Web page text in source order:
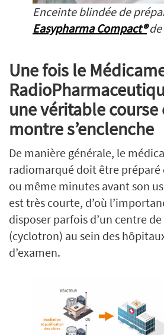
Enceinte blindée de
Easypharma Compact®de
Une fois le
une véritable
montre s’enclenche
De manière générale, le
radiomarqué doit être préparé
ou même minutes avant son
est très courte, d’où
disposer parfois d’un centre
(cyclotron) au sein des
d’examen.